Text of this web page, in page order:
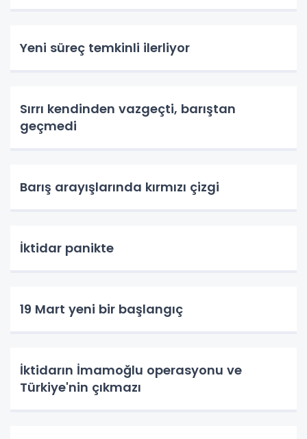
Yeni süreç temkinli ilerliyor
Sırrı kendinden vazgeçti, barıştan
geçmedi
Barış arayışlarında kırmızı çizgi
İktidar panikte
19 Mart yeni bir başlangıç
İktidarın İmamoğlu operasyonu ve
Türkiye'nin çıkmazı